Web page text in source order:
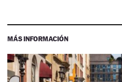
MÁS INFORMACIÓN